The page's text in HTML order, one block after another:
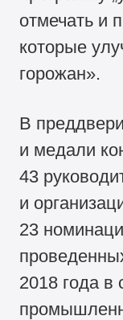
отмечать и
которые
горожан».
В
и медали
43
и
23
2018 года в